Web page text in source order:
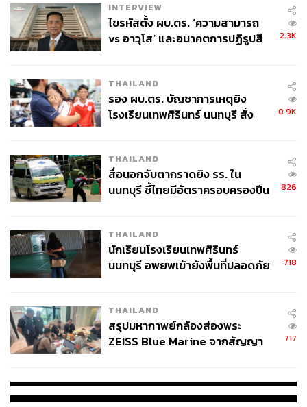
INTERVIEW
ไขรหัสตั้ง ผบ.ตร. ‘ความสามารถ
vs อาวุโส’ และอนาคตการปฏิรูปสี
2.3K
THAILAND
รอง ผบ.ตร. บัญชาการเหตุยิง
โรงเรียนเทพศิรินทร์ นนทบุรี สั่ง
0.9K
THAILAND
สื่อนอกจับตากราดยิง รร. ใน
นนทบุรี ชี้ไทยมีอัตราครอบครองปืน
826
THAILAND
นักเรียนโรงเรียนเทพศิรินทร์
นนทบุรี อพยพเข้ายังพื้นที่ปลอดภัย
718
THAILAND
สรุปมหากาพย์กล้องส่องพระ
ZEISS Blue Marine จากสัญญา
จ่ายหนี้-แอบระบุแบรนด์
717